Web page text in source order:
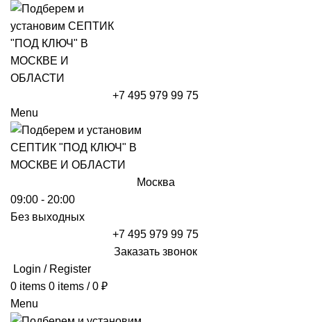
+7 495 979 99 75
Menu
Москва
09:00 - 20:00
Без выходных
+7 495 979 99 75
Заказать звонок
Login / Register
0 items 0 items / 0 ₽
Menu